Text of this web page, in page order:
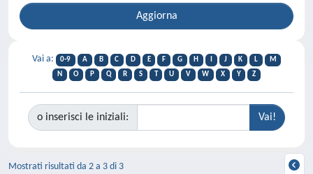
Vai a: 0-9 A B C D E F G H J K L
M
N
O P Q R S T U V W X Y Z
o inserisci le iniziali:
Mostrati risultati da 2 a 3 di 3